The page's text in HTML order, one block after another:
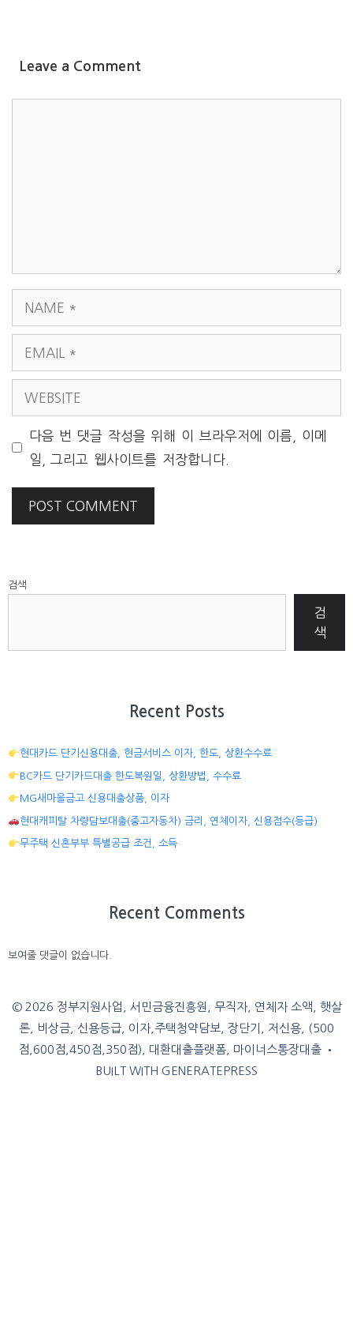
Leave a Comment
NAME
EMAIL
WEBSITE
다음 번 댓글 작성을 위해 이 브라우저에 이름, 이메
일, 그리고 웹사이트를 저장합니다.
검색
검
색
Recent Posts
현대카드 단기신용대출, 현금서비스 이자, 한도, 상환수수료
BC카드 단기카드대출 한도복원일, 상환방법, 수수료
MG새마을금고 신용대출상품, 이자
현대캐피탈 차량담보대출(중고자동차) 금리, 연체이자, 신용점수(등급)
무주택 신혼부부 특별공급 조건, 소득
Recent Comments
보여줄 댓글이 없습니다.
© 2026 정부지원사업, 서민금융진흥원, 무직자, 연체자 소액, 햇살
론, 비상금, 신용등급, 이자,주택청약담보, 장단기, 저신용, (500
점,600점,450점,350점), 대환대출플랫폼, 마이너스통장대출 •
BUILT WITH GENERATEPRESS